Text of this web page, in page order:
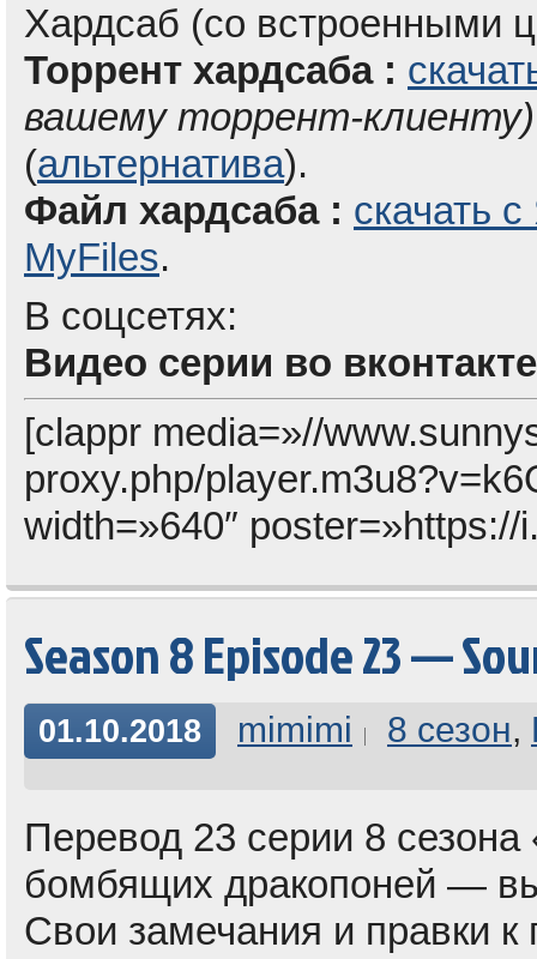
Хардсаб (со встроенными
Торрент хардсаба :
вашему торрент-клиенту)
(альтернатива).
Файл хардсаба : скачать
MyFiles.
В соцсетях:
Видео серии во
[clappr media=»//
proxy.php/
width=»640″
Season 8 Episode 23 —
01.10.2018 mimimi 8 сезон,
Перевод 23 серии 8
бомбящих дракопоней —
Свои замечания и правки